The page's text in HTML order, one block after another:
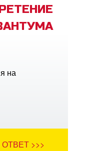
на
>>>